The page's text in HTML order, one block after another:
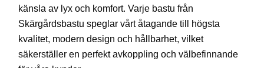
känsla av lyx och komfort. Varje bastu från
Skärgårdsbastu speglar vårt åtagande till högsta
kvalitet, modern design och hållbarhet, vilket
säkerställer en perfekt avkoppling och välbefinnande